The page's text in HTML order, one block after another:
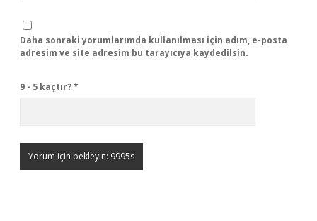
Daha sonraki yorumlarımda kullanılması için adım, e-posta
adresim ve site adresim bu tarayıcıya kaydedilsin.
9 - 5 kaçtır?*